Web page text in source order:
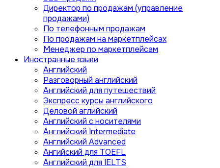
Директор по продажам (управление
продажами)
По телефонным продажам
По продажам на маркетплейсах
Менеджер по маркетплейсам
Иностранные языки
Английский
Разговорный английский
Английский для путешествий
Экспресс курсы английского
Деловой аглийский
Английский с носителями
Английский Intermediate
Английский Advanced
Ангийский для TOEFL
Английский для IELTS